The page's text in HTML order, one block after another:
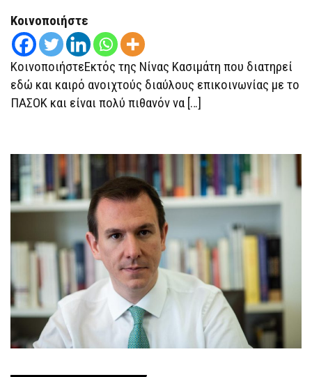
Κοινοποιήστε
ΚοινοποιήστεΕκτός της Νίνας Κασιμάτη που διατηρεί
εδώ και καιρό ανοιχτούς διαύλους επικοινωνίας με το
ΠΑΣΟΚ και είναι πολύ πιθανόν να […]